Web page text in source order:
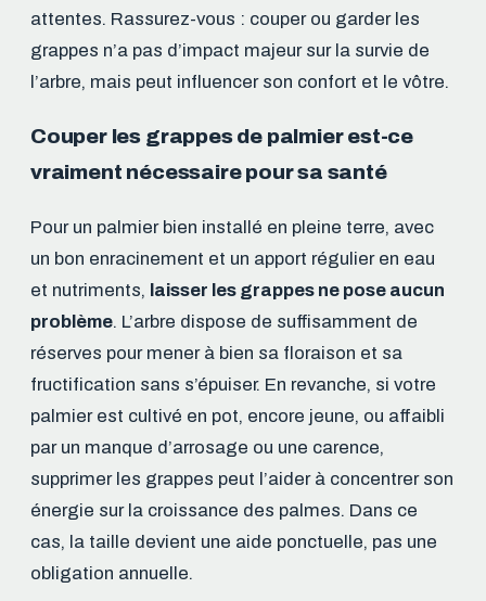
attentes. Rassurez-vous : couper ou garder les
grappes n’a pas d’impact majeur sur la survie de
l’arbre, mais peut influencer son confort et le vôtre.
Couper les grappes de palmier est-ce
vraiment nécessaire pour sa santé
Pour un palmier bien installé en pleine terre, avec
un bon enracinement et un apport régulier en eau
et nutriments, laisser les grappes ne pose aucun
problème. L’arbre dispose de suffisamment de
réserves pour mener à bien sa floraison et sa
fructification sans s’épuiser. En revanche, si votre
palmier est cultivé en pot, encore jeune, ou affaibli
par un manque d’arrosage ou une carence,
supprimer les grappes peut l’aider à concentrer son
énergie sur la croissance des palmes. Dans ce
cas, la taille devient une aide ponctuelle, pas une
obligation annuelle.